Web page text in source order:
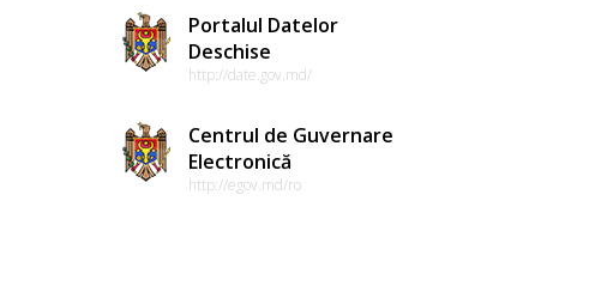
Portalul Datelor
Deschise
http://date.gov.md/
Centrul de Guvernare
Electronică
http://egov.md/ro